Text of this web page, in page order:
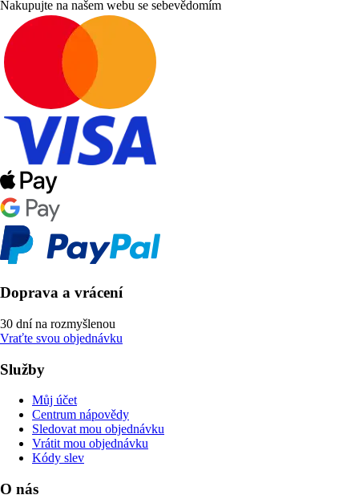
Nakupujte na našem webu se sebevědomím
Doprava a vrácení
30 dní na rozmyšlenou
Vraťte svou objednávku
Služby
Můj účet
Centrum nápovědy
Sledovat mou objednávku
Vrátit mou objednávku
Kódy slev
O nás